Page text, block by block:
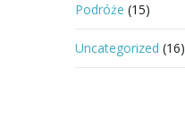
Podróże (15)
Uncategorized (16)